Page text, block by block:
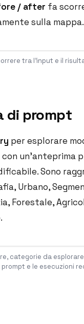
/ after fa
sulla mappa.
tra l'input e il
di prompt
per esplorare
un'anteprima
Sono
Urbano,
Forestale,
categorie da
e le esecuzioni